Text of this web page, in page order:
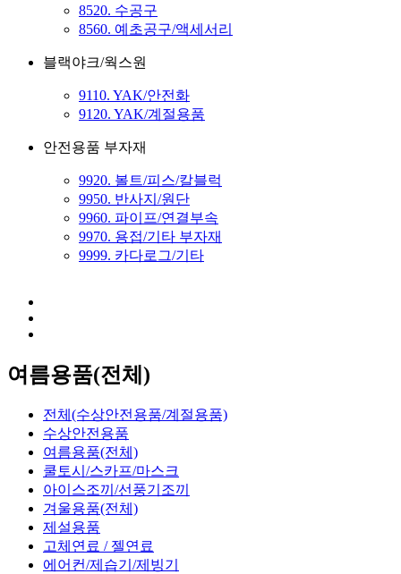
8520. 수공구
8560. 예초공구/액세서리
블랙야크/웍스원
9110. YAK/안전화
9120. YAK/계절용품
안전용품 부자재
9920. 볼트/피스/칼블럭
9950. 반사지/원단
9960. 파이프/연결부속
9970. 용접/기타 부자재
9999. 카다로그/기타
여름용품(전체)
전체(수상안전용품/계절용품)
수상안전용품
여름용품(전체)
쿨토시/스카프/마스크
아이스조끼/선풍기조끼
겨울용품(전체)
제설용품
고체연료 / 젤연료
에어컨/제습기/제빙기